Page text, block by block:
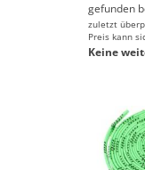
gefunden
zuletzt
Preis kann
Keine